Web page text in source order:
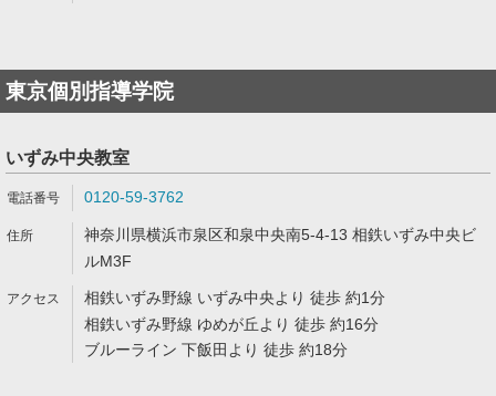
東京個別指導学院
いずみ中央教室
0120-59-3762
神奈川県横浜市泉区和泉中央南5-4-13 相鉄いずみ中央ビ
ルM3F
相鉄いずみ野線 いずみ中央より 徒歩 約1分
相鉄いずみ野線 ゆめが丘より 徒歩 約16分
ブルーライン 下飯田より 徒歩 約18分